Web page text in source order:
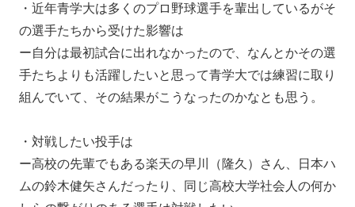
・近年青学大は多くのプロ野球選手を輩出しているがそ
の選手たちから受けた影響は
ー自分は最初試合に出れなかったので、なんとかその選
手たちよりも活躍したいと思って青学大では練習に取り
組んでいて、その結果がこうなったのかなとも思う。
・対戦したい投手は
ー高校の先輩でもある楽天の早川（隆久）さん、日本ハ
ムの鈴木健矢さんだったり、同じ高校大学社会人の何か